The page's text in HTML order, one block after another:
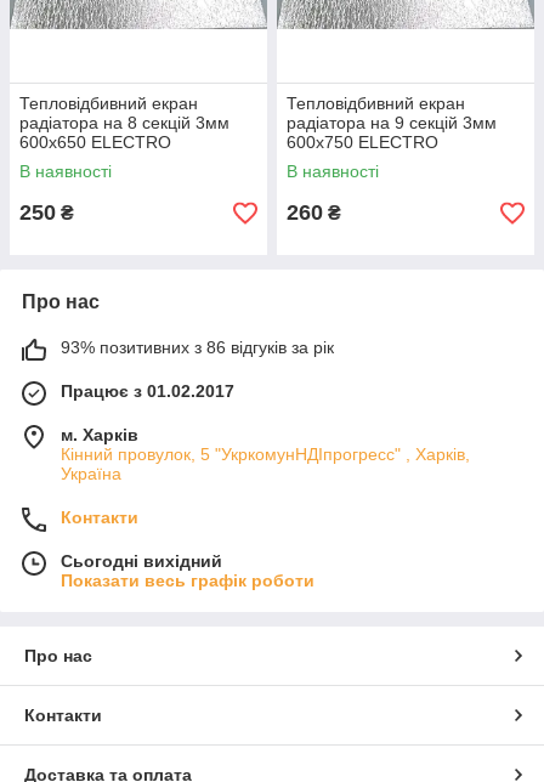
Тепловідбивний екран
радіатора на 8 секцій 3мм
600х650 ELECTRO
В наявності
250 ₴
Тепловідбивний екран
радіатора на 9 секцій 3мм
600х750 ELECTRO
В наявності
260 ₴
Про нас
93% позитивних з 86 відгуків за рік
Працює з 01.02.2017
м. Харків
Кінний провулок, 5 "УкркомунНДІпрогресс" , Харків,
Україна
Контакти
Сьогодні вихідний
Показати весь графік роботи
Про нас
Контакти
Доставка та оплата